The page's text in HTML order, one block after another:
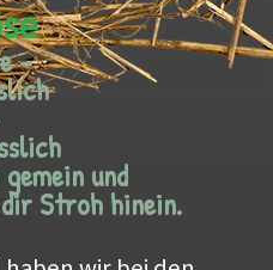
–
und
Stroh hinein.